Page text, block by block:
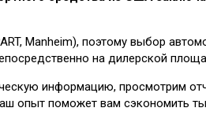
Manheim), поэтому выбор
на дилерской
информацию, просмотрим
опыт поможет вам сэкономить